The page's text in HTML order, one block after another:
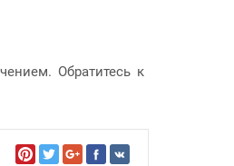
Обратитесь к